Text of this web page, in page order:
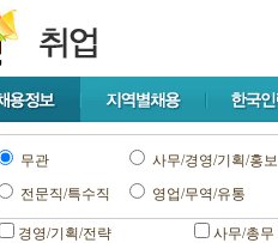
무관 사무/경영/기획/홍보
전문직/특수직
영업/무역/유통
경영/기획/전략 사무/총무